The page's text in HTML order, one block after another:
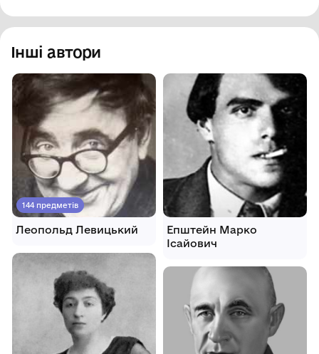
Інші автори
144 предметів
Леопольд Левицький
Епштейн Марко
Ісайович